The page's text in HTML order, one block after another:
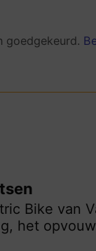
goedgekeurd.
Bike van
het